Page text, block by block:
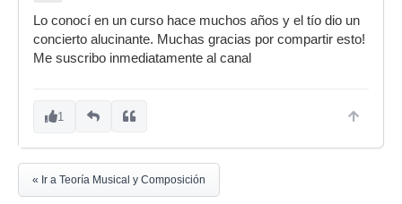
Lo conocí en un curso hace muchos años y el tío dio un
concierto alucinante. Muchas gracias por compartir esto!
Me suscribo inmediatamente al canal
1
« Ir a Teoría Musical y Composición